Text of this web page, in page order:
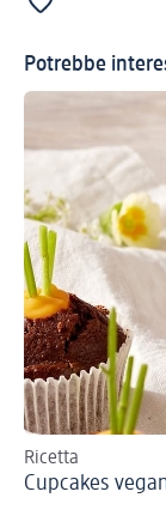
Potrebbe
Ricetta
Cupcakes